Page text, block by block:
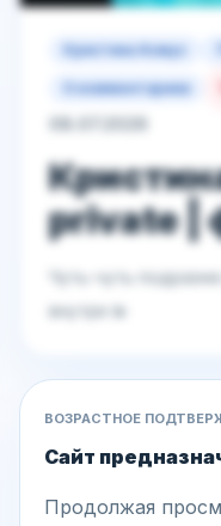
Кристина Асмус
0 комментариев
08.07.2026
private |
Чуть-чуть
внутри 💫
ВОЗРАСТНОЕ
Сайт
Продолжая